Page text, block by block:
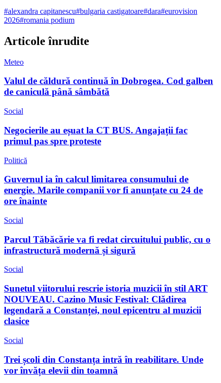
#alexandra capitanescu#bulgaria castigatoare#dara#eurovision
2026#romania podium
Articole înrudite
Meteo
Valul de căldură continuă în Dobrogea. Cod galben
de caniculă până sâmbătă
Social
Negocierile au eșuat la CT BUS. Angajații fac
primul pas spre proteste
Politică
Guvernul ia în calcul limitarea consumului de
energie. Marile companii vor fi anunțate cu 24 de
ore înainte
Social
Parcul Tăbăcărie va fi redat circuitului public, cu o
infrastructură modernă și sigură
Social
Sunetul viitorului rescrie istoria muzicii în stil ART
NOUVEAU. Cazino Music Festival: Clădirea
legendară a Constanței, noul epicentru al muzicii
clasice
Social
Trei școli din Constanța intră în reabilitare. Unde
vor învăța elevii din toamnă